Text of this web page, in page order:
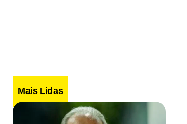
Mais Lidas